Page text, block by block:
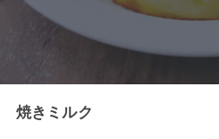
焼きミルク